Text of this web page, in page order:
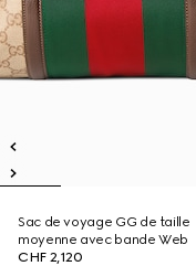
Sac de voyage GG de taille
moyenne avec bande Web
CHF 2,120